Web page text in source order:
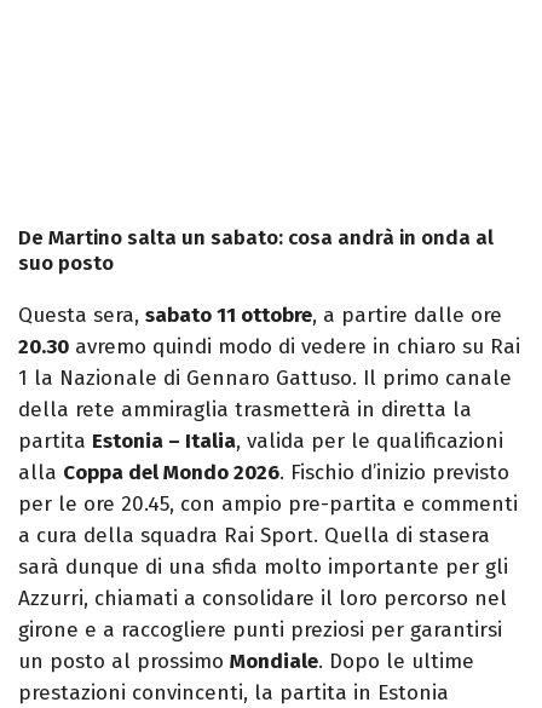
De Martino salta un sabato: cosa andrà in onda al
suo posto
Questa sera, sabato 11 ottobre, a partire dalle ore
20.30 avremo quindi modo di vedere in chiaro su Rai
1 la Nazionale di Gennaro Gattuso. Il primo canale
della rete ammiraglia trasmetterà in diretta la
partita Estonia – Italia, valida per le qualificazioni
alla Coppa del Mondo 2026. Fischio d’inizio previsto
per le ore 20.45, con ampio pre-partita e commenti
a cura della squadra Rai Sport. Quella di stasera
sarà dunque di una sfida molto importante per gli
Azzurri, chiamati a consolidare il loro percorso nel
girone e a raccogliere punti preziosi per garantirsi
un posto al prossimo Mondiale. Dopo le ultime
prestazioni convincenti, la partita in Estonia